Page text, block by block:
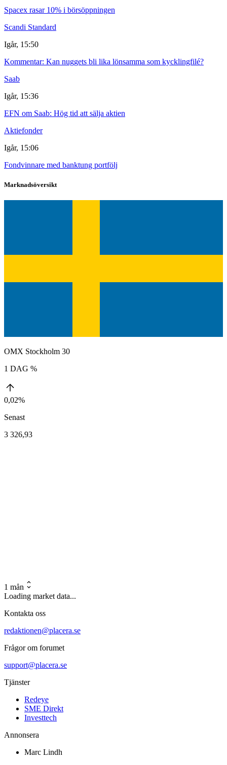
Spacex rasar 10% i börsöppningen
Scandi Standard
Igår, 15:50
Kommentar: Kan nuggets bli lika lönsamma som kycklingfilé?
Saab
Igår, 15:36
EFN om Saab: Hög tid att sälja aktien
Aktiefonder
Igår, 15:06
Fondvinnare med banktung portfölj
Marknadsöversikt
OMX Stockholm 30
1 DAG %
0,02%
Senast
3 326,93
1 mån
Loading market data...
Kontakta oss
redaktionen@placera.se
Frågor om forumet
support@placera.se
Tjänster
Redeye
SME Direkt
Investtech
Annonsera
Marc Lindh